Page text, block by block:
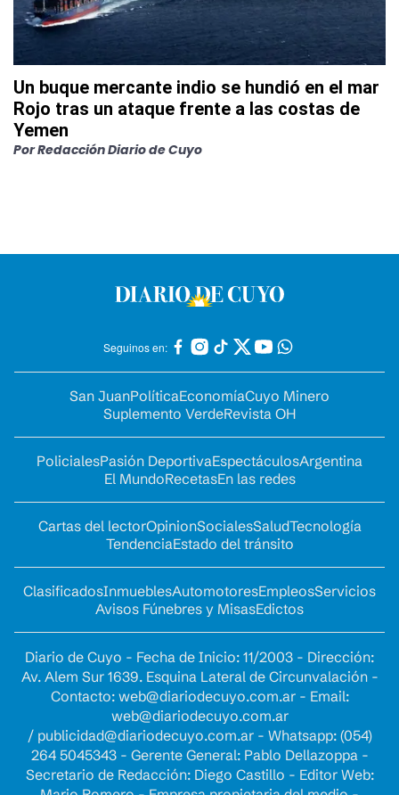
Un buque mercante indio se hundió en el mar
Rojo tras un ataque frente a las costas de
Yemen
PorRedacción Diario de Cuyo
Seguinos en:
San JuanPolíticaEconomíaCuyo Minero
Suplemento VerdeRevista OH
PolicialesPasión DeportivaEspectáculosArgentina
El MundoRecetasEn las redes
Cartas del lectorOpinionSocialesSaludTecnología
TendenciaEstado del tránsito
ClasificadosInmueblesAutomotoresEmpleosServicios
Avisos Fúnebres y MisasEdictos
Diario de Cuyo - Fecha de Inicio: 11/2003 - Dirección:
Av. Alem Sur 1639. Esquina Lateral de Circunvalación -
Contacto: web@diariodecuyo.com.ar- Email:
web@diariodecuyo.com.ar
/ publicidad@diariodecuyo.com.ar- Whatsapp: (054)
264 5045343 - Gerente General: Pablo Dellazoppa -
Secretario de Redacción: Diego Castillo - Editor Web: